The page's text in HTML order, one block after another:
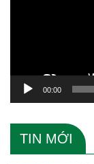
00:00
TIN MỚI